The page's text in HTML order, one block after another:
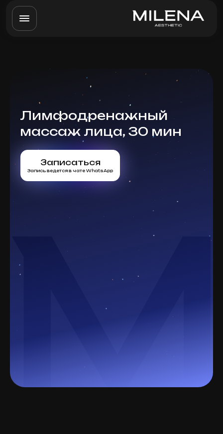
Лимфодренажный
массаж лица, 30 мин
Записаться
Запись ведется в чате WhatsApp